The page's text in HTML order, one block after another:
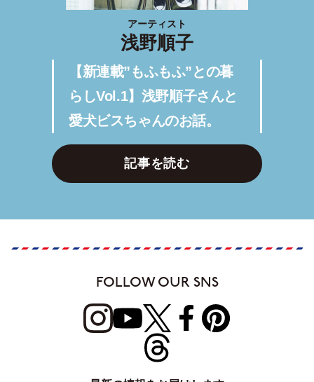
アーティスト
浅野順子
【新連載”もふもふ”との暮
らしVol.1】浅野順子さんと
愛犬ビスちゃんのお話。
記事を読む
FOLLOW OUR SNS